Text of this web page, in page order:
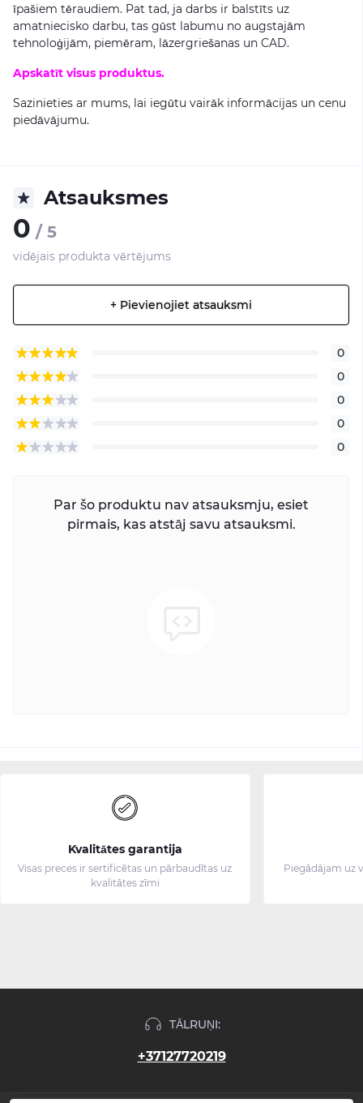
īpašiem tēraudiem. Pat tad, ja darbs ir balstīts uz
amatniecisko darbu, tas gūst labumu no augstajām
tehnoloģijām, piemēram, lāzergriešanas un CAD.
Apskatīt visus produktus.
Sazinieties ar mums, lai iegūtu vairāk informācijas un cenu
piedāvājumu.
Atsauksmes
0 / 5
vidējais produkta vērtējums
+ Pievienojiet atsauksmi
0
0
0
0
0
Par šo produktu nav atsauksmju, esiet
pirmais, kas atstāj savu atsauksmi.
Kvalitātes garantija
Visas preces ir sertificētas un pārbaudītas uz
kvalitātes zīmi
Piegādājam uz
TĀLRUŅI:
+37127720219